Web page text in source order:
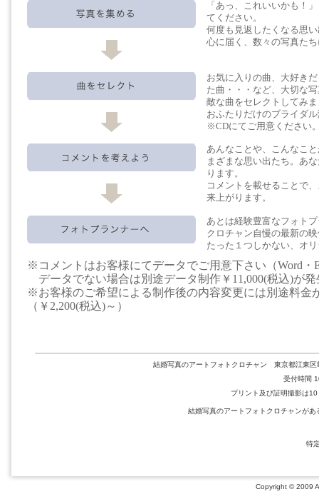
「あっ、これいいかも！
てください。
何度も見返したくなる思
心に届く、数々の写真た
お気に入りの曲、大好き
た曲・・・など、大切な
敵な曲をセレクトしてみ
おふたりだけのブライダ
※CDにてご用意ください
あんなことや、こんなこ
まざまな思い出たち。あ
ります。
コメントを載せることで
来上がります。
あとは経験豊富なフォト
クロチャン自慢の最新の
たった１つしかない、オ
※コメントはお客様にてデータでご用意下さい（Word・
データでない場合は別途データ制作￥11,000(税込)が
※お客様のご希望による制作後の内容変更には別途料金
（￥2,200(税込)～）
結婚写真のアートフォトクロチャン 東京都江東
受付時間
プリント及び証明撮影は
結婚写真のアートフォトクロチャンが
特
Copyright © 2009